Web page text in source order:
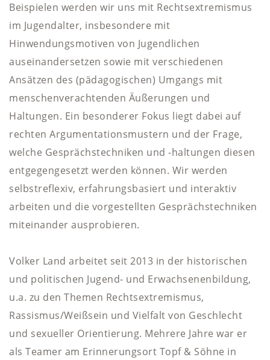
Beispielen werden wir uns mit Rechtsextremismus
im Jugendalter, insbesondere mit
Hinwendungsmotiven von Jugendlichen
auseinandersetzen sowie mit verschiedenen
Ansätzen des (pädagogischen) Umgangs mit
menschenverachtenden Äußerungen und
Haltungen. Ein besonderer Fokus liegt dabei auf
rechten Argumentationsmustern und der Frage,
welche Gesprächstechniken und -haltungen diesen
entgegengesetzt werden können. Wir werden
selbstreflexiv, erfahrungsbasiert und interaktiv
arbeiten und die vorgestellten Gesprächstechniken
miteinander ausprobieren.
Volker Land arbeitet seit 2013 in der historischen
und politischen Jugend- und Erwachsenenbildung,
u.a. zu den Themen Rechtsextremismus,
Rassismus/Weißsein und Vielfalt von Geschlecht
und sexueller Orientierung. Mehrere Jahre war er
als Teamer am Erinnerungsort Topf & Söhne in